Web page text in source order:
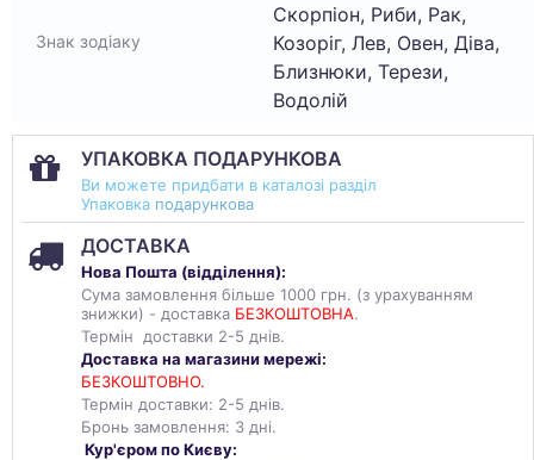
Знак зодіаку
Скорпіон, Риби, Рак,
Козоріг, Лев, Овен, Діва,
Близнюки, Терези,
Водолій
УПАКОВКА ПОДАРУНКОВА
Ви можете придбати в каталозі разділ
Упаковка подарункова
ДОСТАВКА
Нова Пошта (відділення):
Сума замовлення більше 1000 грн. (з урахуванням
знижки) - доставка БЕЗКОШТОВНА.
Термін доставки 2-5 днів.
Доставка на магазини мережі:
БЕЗКОШТОВНО.
Термін доставки: 2-5 днів.
Бронь замовлення: 3 дні.
Кур'єром по Києву: